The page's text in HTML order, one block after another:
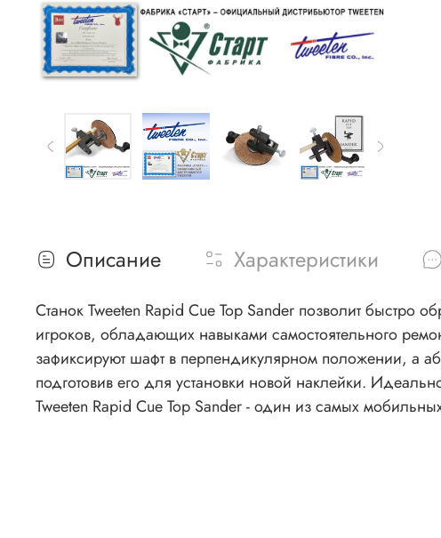
Описание Характеристики
Станок Tweeten Rapid Cue Top Sander позволит быстро
игроков, обладающих навыками самостоятельного
зафиксируют шафт в перпендикулярном положении, а
подготовив его для установки новой наклейки. Идеально ровная платформа для установки наклейки недостижима без специального оборудования, и
Tweeten Rapid Cue Top Sander - один из самых